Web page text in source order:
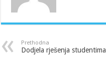
Prethodna
Dodjela rješenja studentima